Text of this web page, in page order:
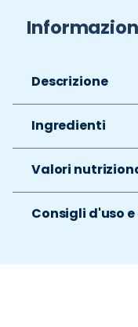
Descrizione
Ingredienti
Valori
Consigli d'uso